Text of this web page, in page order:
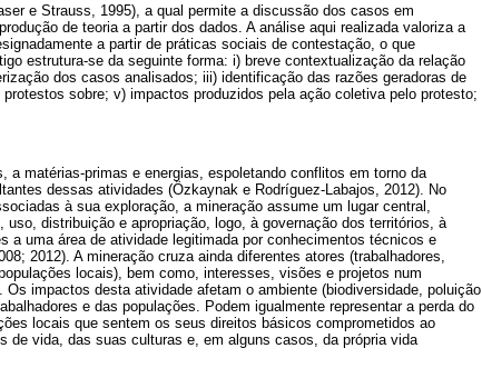
e Strauss, 1995), a qual permite a discussão dos casos em
de teoria a partir dos dados. A análise aqui realizada valoriza a
a partir de práticas sociais de contestação, o que
estrutura-se da seguinte forma: i) breve contextualização da relação
dos casos analisados; iii) identificação das razões geradoras de
sobre; v) impactos produzidos pela ação coletiva pelo protesto;
a matérias-primas e energias, espoletando conflitos em torno da
dessas atividades (Özkaynak e Rodríguez-Labajos, 2012). No
à sua exploração, a mineração assume um lugar central,
distribuição e apropriação, logo, à governação dos territórios, à
a uma área de atividade legitimada por conhecimentos técnicos e
2012). A mineração cruza ainda diferentes atores (trabalhadores,
locais), bem como, interesses, visões e projetos num
impactos desta atividade afetam o ambiente (biodiversidade, poluição
e das populações. Podem igualmente representar a perda do
locais que sentem os seus direitos básicos comprometidos ao
de vida, das suas culturas e, em alguns casos, da própria vida